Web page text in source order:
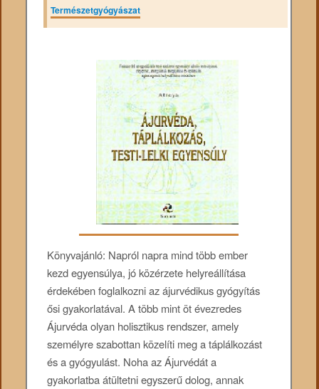
Természetgyógyászat
Könyvajánló: Napról napra mind több ember
kezd egyensúlya, jó közérzete helyreállítása
érdekében foglalkozni az ájurvédikus gyógyítás
ősi gyakorlatával. A több mint öt évezredes
Ájurvéda olyan holisztikus rendszer, amely
személyre szabottan közelíti meg a táplálkozást
és a gyógyulást. Noha az Ájurvédát a
gyakorlatba átültetni egyszerű dolog, annak